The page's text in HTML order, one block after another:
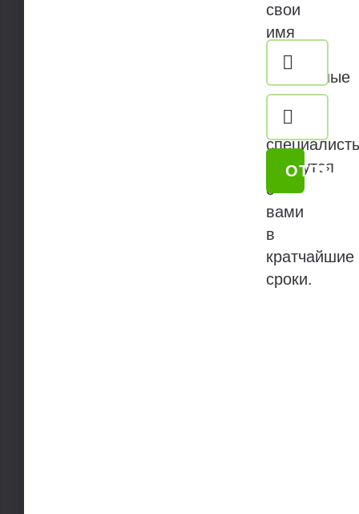
свои
имя
контактные
данные.
Наши
свяжутся
с
вами
в
кратчайшие
сроки.